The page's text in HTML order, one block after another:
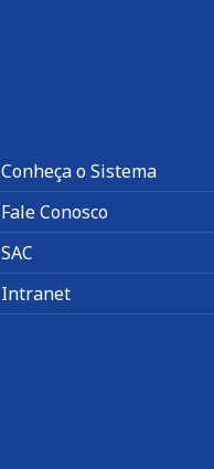
Conheça o Sistema
Fale Conosco
SAC
Intranet